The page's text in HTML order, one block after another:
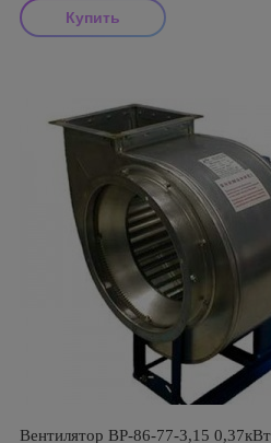
Вентилятор ВР-86-77-3,15